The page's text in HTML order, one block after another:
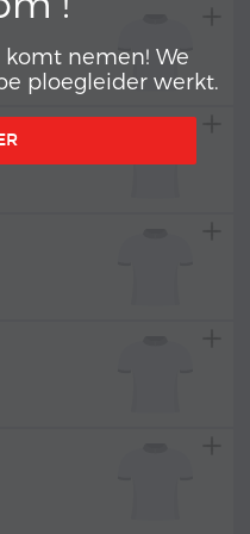
komt nemen! We
ploegleider werkt.